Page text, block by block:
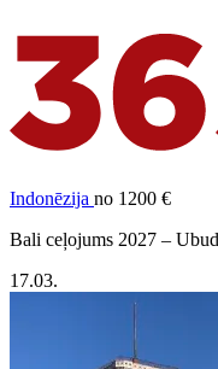
Indonēzija no 1200 €
Bali ceļojums 2027 –
17.03.